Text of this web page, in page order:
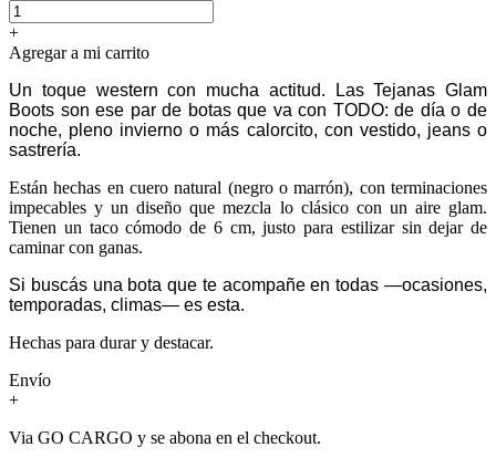
+
Agregar a mi carrito
Un toque western con mucha actitud. Las Tejanas Glam
Boots son ese par de botas que va con TODO: de día o de
noche, pleno invierno o más calorcito, con vestido, jeans o
sastrería.
Están hechas en cuero natural (negro o marrón), con terminaciones
impecables y un diseño que mezcla lo clásico con un aire glam.
Tienen un taco cómodo de 6 cm, justo para estilizar sin dejar de
caminar con ganas.
Si buscás una bota que te acompañe en todas —ocasiones,
temporadas, climas— es esta.
Hechas para durar y destacar.
Envío
+
Via GO CARGO y se abona en el checkout.